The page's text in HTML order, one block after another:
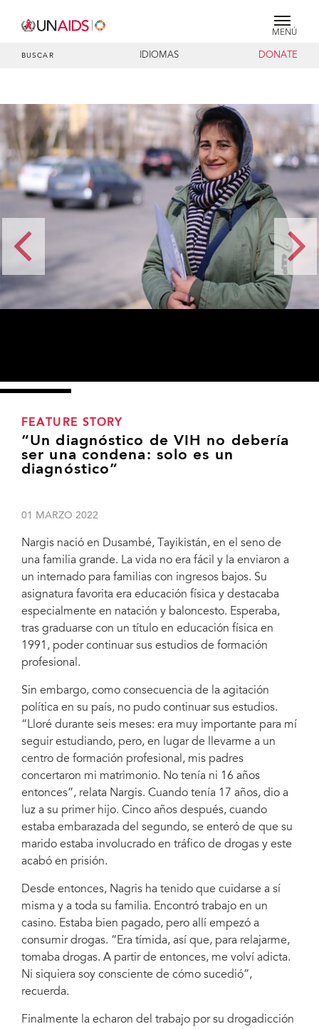
MENÚ
BUSCAR IDIOMAS DONATE
Nargis was born in Dushanbe, Tajikistan, into a large family. Life was not easy, and
she was sent to a boarding school for low-income families. Her favourite subject at
school was physical education, excelling at basketball and swimming. She hoped
that after graduating from school in 1991 with a diploma in physical education she
would continue her studies at a technical school.
FEATURE STORY
“Un diagnóstico de VIH no debería
ser una condena: solo es un
diagnóstico”
01 MARZO 2022
Nargis nació en Dusambé, Tayikistán, en el seno de
una familia grande. La vida no era fácil y la enviaron a
un internado para familias con ingresos bajos. Su
asignatura favorita era educación física y destacaba
especialmente en natación y baloncesto. Esperaba,
tras graduarse con un título en educación física en
1991, poder continuar sus estudios de formación
profesional.
Sin embargo, como consecuencia de la agitación
política en su país, no pudo continuar sus estudios.
“Lloré durante seis meses: era muy importante para mí
seguir estudiando, pero, en lugar de llevarme a un
centro de formación profesional, mis padres
concertaron mi matrimonio. No tenía ni 16 años
entonces”, relata Nargis. Cuando tenía 17 años, dio a
luz a su primer hijo. Cinco años después, cuando
estaba embarazada del segundo, se enteró de que su
marido estaba involucrado en tráfico de drogas y este
acabó en prisión.
Desde entonces, Nagris ha tenido que cuidarse a sí
misma y a toda su familia. Encontró trabajo en un
casino. Estaba bien pagado, pero allí empezó a
consumir drogas. “Era tímida, así que, para relajarme,
tomaba drogas. A partir de entonces, me volví adicta.
Ni siquiera soy consciente de cómo sucedió”,
recuerda.
Finalmente la echaron del trabajo por su drogadicción